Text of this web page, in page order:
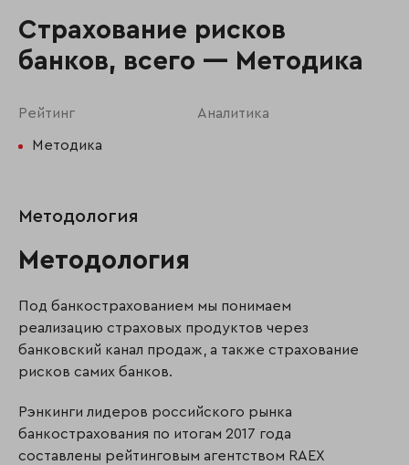
Страхование рисков
банков, всего — Методика
Рейтинг Аналитика
Методика
Методология
Методология
Под банкострахованием мы понимаем
реализацию страховых продуктов через
банковский канал продаж, а также страхование
рисков самих банков.
Рэнкинги лидеров российского рынка
банкострахования по итогам 2017 года
составлены рейтинговым агентством RAEX